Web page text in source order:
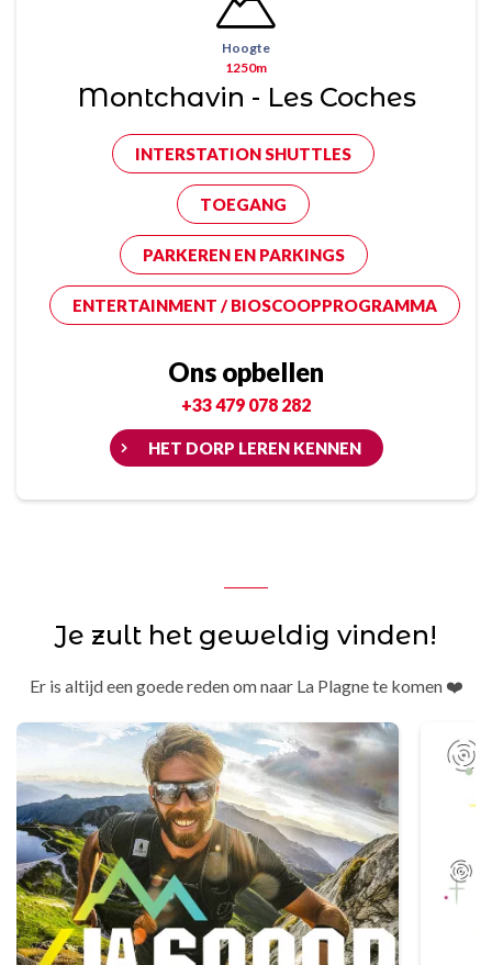
Hoogte
1250m
Montchavin - Les Coches
INTERSTATION SHUTTLES
TOEGANG
PARKEREN EN PARKINGS
ENTERTAINMENT / BIOSCOOPPROGRAMMA
Ons opbellen
+33 479 078 282
HET DORP LEREN KENNEN
Je zult het geweldig vinden!
Er is altijd een goede reden om naar La Plagne te komen ❤️